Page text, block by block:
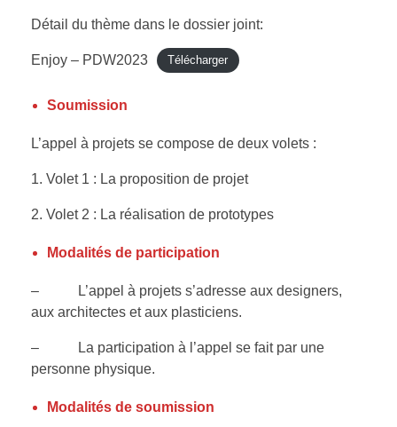
Détail du thème dans le dossier joint:
Enjoy – PDW2023 Télécharger
Soumission
L’appel à projets se compose de deux volets :
1. Volet 1 : La proposition de projet
2. Volet 2 : La réalisation de prototypes
Modalités de participation
– L’appel à projets s’adresse aux designers,
aux architectes et aux plasticiens.
– La participation à l’appel se fait par une
personne physique.
Modalités de soumission